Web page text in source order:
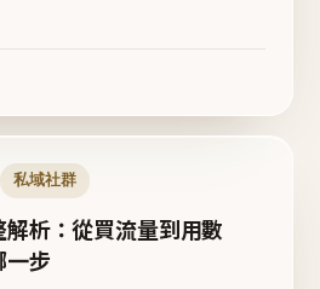
私域社群
析：從買流量到用數
一步